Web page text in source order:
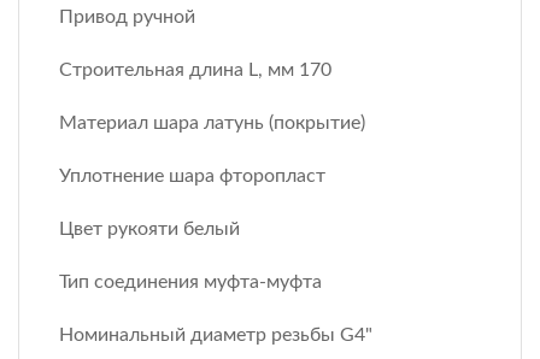
Привод ручной
Строительная длина L, мм 170
Материал шара латунь (покрытие)
Уплотнение шара фторопласт
Цвет рукояти белый
Тип соединения муфта-муфта
Номинальный диаметр резьбы G4"